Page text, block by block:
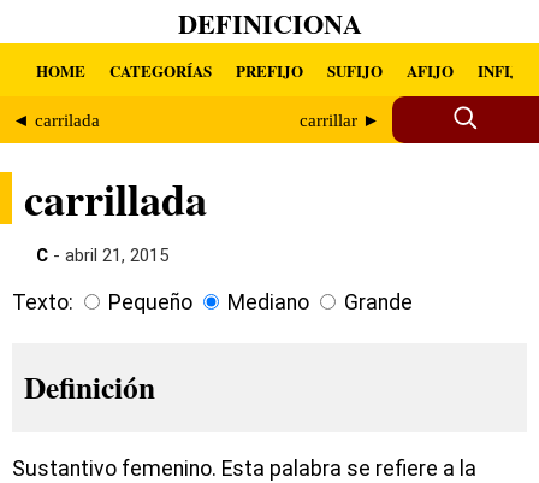
DEFINICIONA
HOME CATEGORÍAS PREFIJO SUFIJO AFIJO INFIJO
◄ carrilada carrillar ►
carrillada
C - abril 21, 2015
Texto: Pequeño Mediano Grande
Definición
Sustantivo femenino. Esta palabra se refiere a la